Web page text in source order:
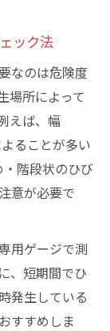
ック法
なのは危険度
場所によって
えば、幅
ることが多い
階段状のひび
意が必要で
用ゲージで測
、短期間でひ
発生している
すすめしま